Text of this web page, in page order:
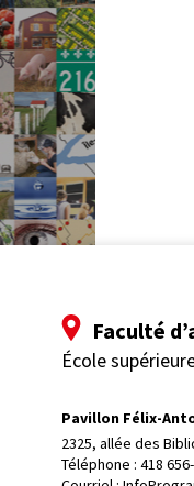
Faculté
École
Pavillon Félix-
2325, allée des
Téléphone : 418